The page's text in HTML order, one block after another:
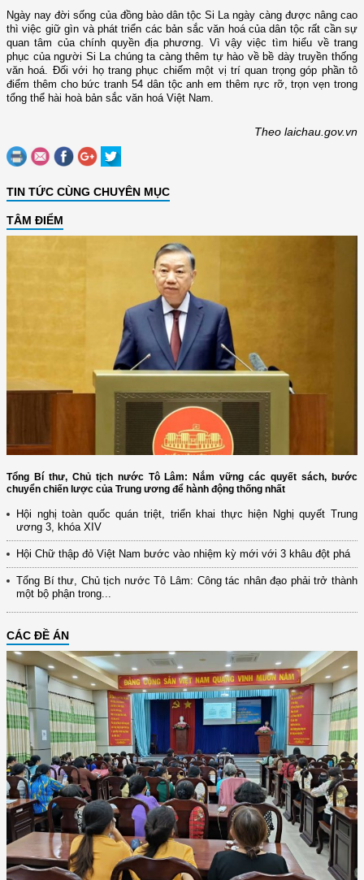
Ngày nay đời sống của đồng bào dân tộc Si La ngày càng được nâng cao
thì việc giữ gìn và phát triển các bản sắc văn hoá của dân tộc rất cần sự
quan tâm của chính quyền địa phương. Vì vậy việc tìm hiểu về trang
phục của người Si La chúng ta càng thêm tự hào về bề dày truyền thống
văn hoá. Đối với họ trang phục chiếm một vị trí quan trọng góp phần tô
điểm thêm cho bức tranh 54 dân tộc anh em thêm rực rỡ, trọn vẹn trong
tổng thể hài hoà bản sắc văn hoá Việt Nam
Theo laichau.gov.vn
TIN TỨC CÙNG CHUYÊN MỤC
TÂM ĐIỂM
Tổng Bí thư, Chủ tịch nước Tô Lâm: Nắm vững các quyết sách, bước
chuyển chiến lược của Trung ương để hành động thống nhất
Hội nghị toàn quốc quán triệt, triển khai thực hiện Nghị quyết Trung
ương 3, khóa XIV
Hội Chữ thập đỏ Việt Nam bước vào nhiệm kỳ mới với 3 khâu đột phá
Tổng Bí thư, Chủ tịch nước Tô Lâm: Công tác nhân đạo phải trở thành
một bộ phận trong...
CÁC ĐỀ ÁN